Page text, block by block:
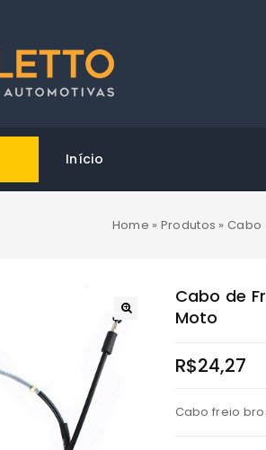
Início
Home » Produtos » Cabo
Cabo de
Moto
R$24,27
Cabo freio